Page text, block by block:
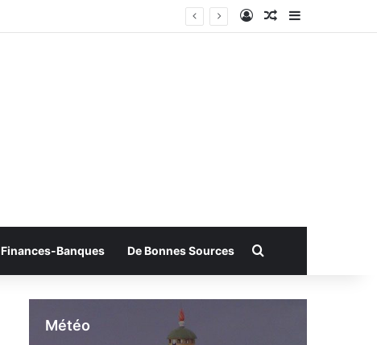
ConnexionArticle Aléatoire
Finances-Banques De Bonnes Sources Rechercher
Météo